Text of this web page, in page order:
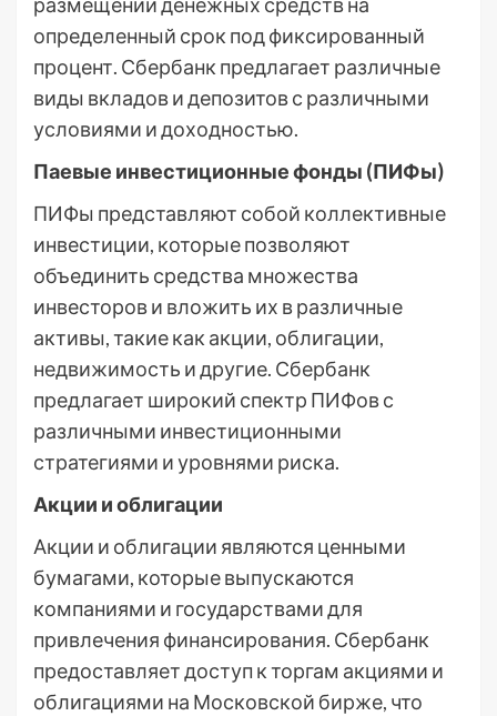
определенный срок под фиксированный
процент. Сбербанк предлагает различные
виды вкладов и депозитов с различными
условиями и доходностью.
Паевые инвестиционные фонды (ПИФы)
ПИФы представляют собой коллективные
инвестиции, которые позволяют
объединить средства множества
инвесторов и вложить их в различные
активы, такие как акции, облигации,
недвижимость и другие. Сбербанк
предлагает широкий спектр ПИФов с
различными инвестиционными
стратегиями и уровнями риска.
Акции и облигации
Акции и облигации являются ценными
бумагами, которые выпускаются
компаниями и государствами для
привлечения финансирования. Сбербанк
предоставляет доступ к торгам акциями и
облигациями на Московской бирже, что